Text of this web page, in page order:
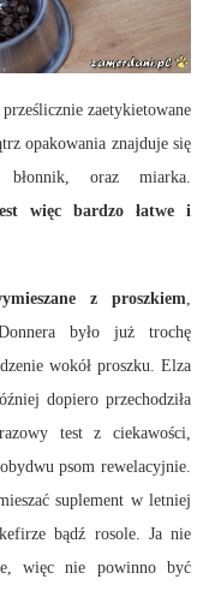
zaetykietowane
opakowania znajduje się
błonnik, oraz miarka.
więc bardzo łatwe i
z proszkiem,
było już trochę
wokół proszku. Elza
dopiero przechodziła
test z ciekawości,
psom rewelacyjnie.
suplement w letniej
bądź rosole. Ja nie
więc nie powinno być